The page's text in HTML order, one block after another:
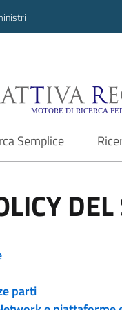
Semplice
parti